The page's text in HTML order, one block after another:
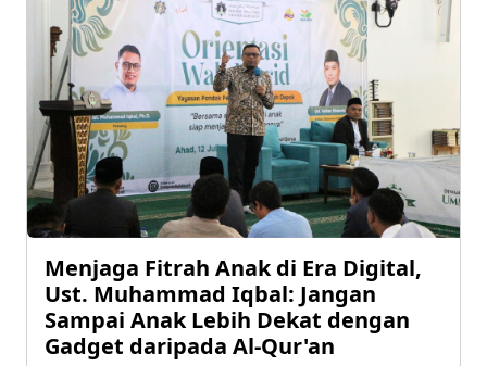
Menjaga Fitrah Anak di Era Digital,
Ust. Muhammad Iqbal: Jangan
Sampai Anak Lebih Dekat dengan
Gadget daripada Al-Qur'an